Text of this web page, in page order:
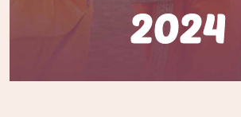
2024